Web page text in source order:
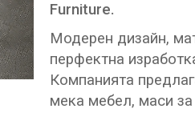
Furniture.
Модерен дизайн,
перфектна
Компанията
мека мебел, маси